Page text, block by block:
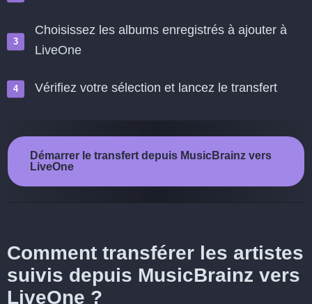
Choisissez les albums enregistrés à ajouter à
LiveOne
Vérifiez votre sélection et lancez le transfert
Démarrer le transfert depuis MusicBrainz vers
LiveOne
Comment transférer les artistes
suivis depuis MusicBrainz vers
LiveOne ?